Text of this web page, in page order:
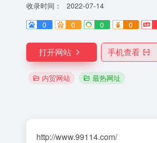
收录时间：
2022-07-14
0
0 0 0
打开网站 手机查看
内贸网站 最热网址
http://www.99114.com/